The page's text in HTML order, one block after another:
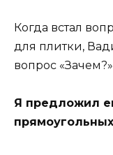
Когда встал
для плитки,
вопрос
Я предложил